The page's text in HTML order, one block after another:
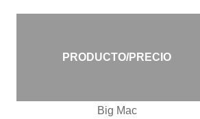
PRODUCTO/PRECIO
Big Mac